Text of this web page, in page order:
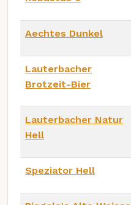
Aechtes Dunkel
Lauterbacher
Brotzeit-Bier
Lauterbacher Natur
Hell
Speziator Hell